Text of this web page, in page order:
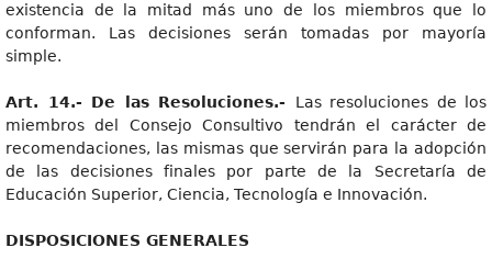
existencia de la mitad más uno de los miembros que lo
conforman. Las decisiones serán tomadas por mayoría
simple.
Art. 14.- De las Resoluciones.- Las resoluciones de los
miembros del Consejo Consultivo tendrán el carácter de
recomendaciones, las mismas que servirán para la adopción
de las decisiones finales por parte de la Secretaría de
Educación Superior, Ciencia, Tecnología e Innovación.
DISPOSICIONES GENERALES